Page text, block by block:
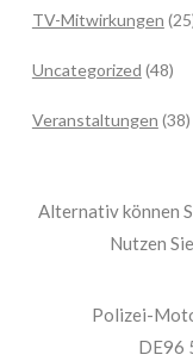
TV-Mitwirkungen
Uncategorized (48)
Veranstaltungen (38)
Alternativ können
Nutzen
Polizei-
DE96